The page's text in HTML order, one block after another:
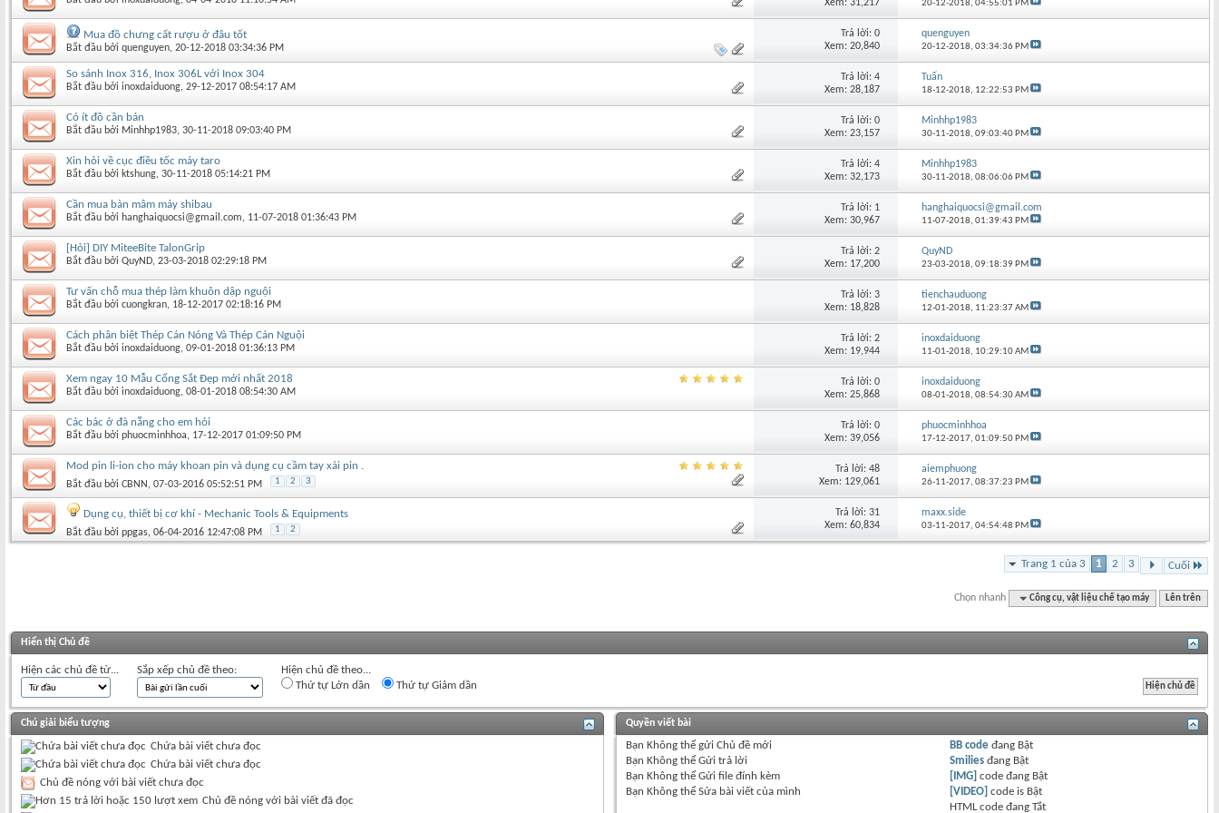
Xem: 31,217 20-12-2018,04:55:01 PM
Mua đồ chưng cất rượu ở đâu tốt
Bắt đầu bởi quenguyen‎, 20-12-2018 03:34:36 PM
Trả lời: 0
Xem: 20,840
quenguyen
20-12-2018,03:34:36 PM
So sánh Inox 316, Inox 306L với Inox 304
Bắt đầu bởi inoxdaiduong‎, 29-12-2017 08:54:17 AM
Trả lời: 4
Xem: 28,187
Tuấn
18-12-2018, 12:22:53 PM
Có ít đồ cần bán
Bắt đầu bởi Minhhp1983‎, 30-11-2018 09:03:40 PM
Trả lời: 0
Xem: 23,157
Minhhp1983
30-11-2018,09:03:40 PM
Xin hỏi về cục điều tốc máy taro
Bắt đầu bởi ktshung‎, 30-11-2018 05:14:21 PM
Trả lời: 4
Xem: 32,173
Minhhp1983
30-11-2018,08:06:06 PM
Cần mua bàn mâm máy shibau
Bắt đầu bởi hanghaiquocsi@gmail.com‎, 11-07-2018 01:36:43 PM
Trả lời: 1
Xem: 30,967
hanghaiquocsi@gmail.com
11-07-2018,01:39:43 PM
[Hỏi] DIY MiteeBite TalonGrip
Bắt đầu bởi QuyND‎, 23-03-2018 02:29:18 PM
Trả lời: 2
Xem: 17,200
QuyND
23-03-2018,09:18:39 PM
Tư vấn chỗ mua thép làm khuôn dập nguội
Bắt đầu bởi cuongkran‎, 18-12-2017 02:18:16 PM
Trả lời: 3
Xem: 18,828
tienchauduong
12-01-2018, 11:23:37 AM
Cách phân biệt Thép Cán Nóng Và Thép Cán Nguội
Bắt đầu bởi inoxdaiduong‎, 09-01-2018 01:36:13 PM
Trả lời: 2
Xem: 19,944
inoxdaiduong
11-01-2018, 10:29:10 AM
Xem ngay 10 Mẫu Cổng Sắt Đẹp mới nhất 2018
Bắt đầu bởi inoxdaiduong‎, 08-01-2018 08:54:30 AM
Trả lời: 0
Xem: 25,868
inoxdaiduong
08-01-2018,08:54:30 AM
Các bác ở đà nẵng cho em hỏi
Bắt đầu bởi phuocminhhoa‎, 17-12-2017 01:09:50 PM
Trả lời: 0
Xem: 39,056
phuocminhhoa
17-12-2017,01:09:50 PM
Mod pin li-ion cho máy khoan pin và dụng cụ cầm tay xài pin .
Bắt đầu bởi CBNN ‎, 07-03-2016 05:52:51 PM 1 2 3
Trả lời: 48
Xem: 129,061
aiemphuong
26-11-2017,08:37:23 PM
Dụng cụ, thiết bị cơ khí - Mechanic Tools & Equipments
Bắt đầu bởi ppgas‎, 06-04-2016 12:47:08 PM 1 2
Trả lời: 31
Xem: 60,834
maxx.side
03-11-2017,04:54:48 PM
Trang 1 của 3 1 2 3 Cuối
Chọn nhanh Công cụ, vật liệu chế tạo máy Lên trên
Hiển thị Chủ đề
Hiện các chủ đề từ... Sắp xếp chủ đề theo:
Hiện chủ đề theo...
Thứ tự Lớn dần
Thứ tự Giảm dần
Chú giải biểu tượng
Chứa bài viết chưa đọc
Chứa bài viết chưa đọc
Chủ đề nóng với bài viết chưa đọc
Chủ đề nóng với bài viết đã đọc
Quyền viết bài
Bạn Không thểgửi Chủ đề mới
Bạn Không thểGửi trả lời
Bạn Không thểGửi file đính kèm
Bạn Không thểSửa bài viết của mình
BB code đang Bật
Smilies đang Bật
[IMG] code đang Bật
[VIDEO] code is Bật
HTML code đangTắt